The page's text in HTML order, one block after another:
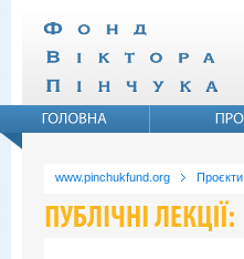
www.pinchukfund.org Проєкти